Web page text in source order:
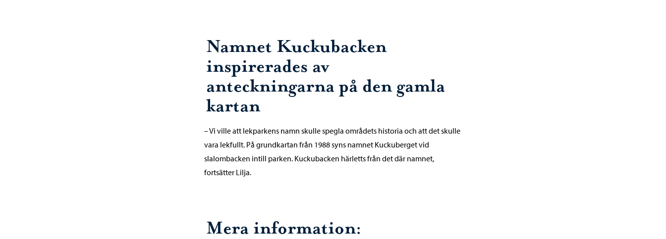
Namnet Kuckubacken
inspirerades av
anteckningarna på den gamla
kartan
– Vi ville att lekparkens namn skulle spegla områdets historia och att det skulle
vara lekfullt. På grundkartan från 1988 syns namnet Kuckuberget vid
slalombacken intill parken. Kuckubacken härletts från det där namnet,
fortsätter Lilja.
Mera information: